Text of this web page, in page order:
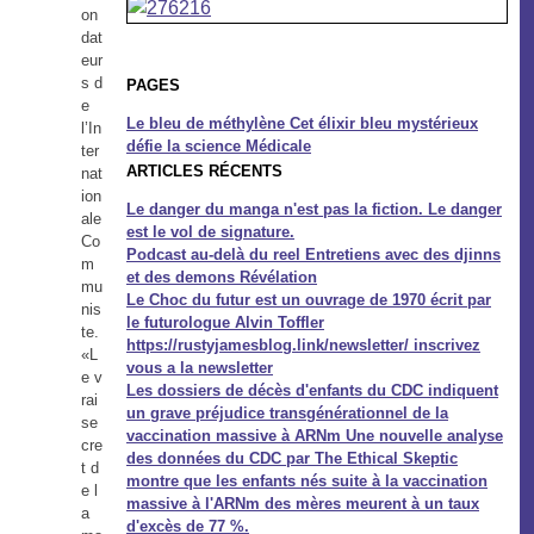
on
dat
eur
s d
e
l’In
ter
nat
ion
ale
Co
m
mu
nis
te.
«L
e v
rai
se
cre
t d
e l
a
PAGES
Le bleu de méthylène Cet élixir bleu mystérieux
défie la science Médicale
ARTICLES RÉCENTS
Le danger du manga n'est pas la fiction. Le danger
est le vol de signature.
Podcast au-delà du reel Entretiens avec des djinns
et des demons Révélation
Le Choc du futur est un ouvrage de 1970 écrit par
le futurologue Alvin Toffler
https://rustyjamesblog.link/newsletter/ inscrivez
vous a la newsletter
Les dossiers de décès d'enfants du CDC indiquent
un grave préjudice transgénérationnel de la
vaccination massive à ARNm Une nouvelle analyse
des données du CDC par The Ethical Skeptic
montre que les enfants nés suite à la vaccination
massive à l'ARNm des mères meurent à un taux
d'excès de 77 %.